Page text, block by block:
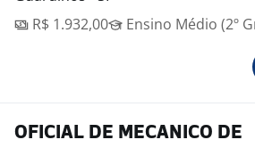
R$ 1.932,00
Ensino Médio (2º
OFICIAL DE MECANICO DE